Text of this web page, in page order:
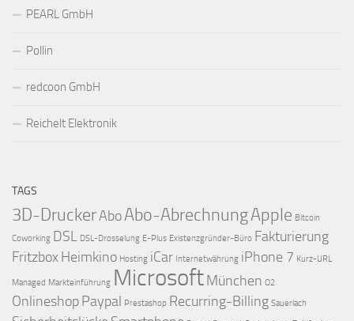
PEARL GmbH
Pollin
redcoon GmbH
Reichelt Elektronik
TAGS
3D-DruckerAboAbo-AbrechnungApple Bitcoin
Coworking DSL DSL-Drosselung E-Plus Existenzgründer-Büro Fakturierung
Fritzbox Heimkino Hosting iCar Internetwährung iPhone 7 Kurz-URL
Managed Markteinführung Microsoft München O2
Onlineshop Paypal Prestashop Recurring-Billing Sauerlach